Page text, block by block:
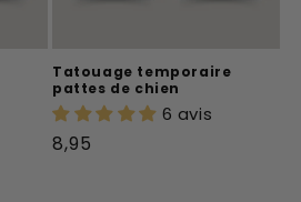
Tatouage temporaire
pattes de chien
6 avis
Prix
8,95